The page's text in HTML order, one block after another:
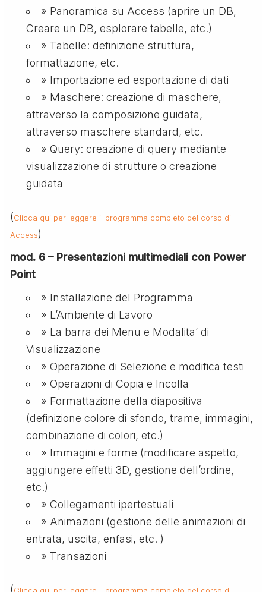
» Panoramica su Access (aprire un DB,
Creare un DB, esplorare tabelle, etc.)
» Tabelle: definizione struttura,
formattazione, etc.
» Importazione ed esportazione di dati
» Maschere: creazione di maschere,
attraverso la composizione guidata,
attraverso maschere standard, etc.
» Query: creazione di query mediante
visualizzazione di strutture o creazione
guidata
(Clicca qui per leggere il programma completo del corso di
Access)
mod. 6 – Presentazioni multimediali con Power
Point
» Installazione del Programma
» L’Ambiente di Lavoro
» La barra dei Menu e Modalita’ di
Visualizzazione
» Operazione di Selezione e modifica testi
» Operazioni di Copia e Incolla
» Formattazione della diapositiva
(definizione colore di sfondo, trame, immagini,
combinazione di colori, etc.)
» Immagini e forme (modificare aspetto,
aggiungere effetti 3D, gestione dell’ordine,
etc.)
» Collegamenti ipertestuali
» Animazioni (gestione delle animazioni di
entrata, uscita, enfasi, etc. )
» Transazioni
(Clicca qui per leggere il programma completo del corso di